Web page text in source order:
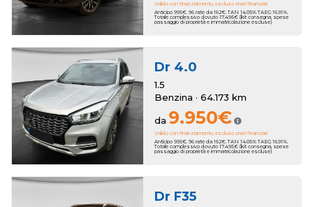
Valido con finanziamento, escluso oneri finanziari
Anticipo 995€. 96 rate da 162€. TAN 14.05% TAEG 16.91%.
Totale complessivo dovuto 17.495€ (kit consegna, spese
passaggio di proprietà e immatricolazione escluse)
Dr 4.0
1.5
Benzina · 64.173 km
da 9.950€
Valido con finanziamento, escluso oneri finanziari
Anticipo 995€. 96 rate da 162€. TAN 14.05% TAEG 16.91%.
Totale complessivo dovuto 17.495€ (kit consegna, spese
passaggio di proprietà e immatricolazione escluse)
Dr F35